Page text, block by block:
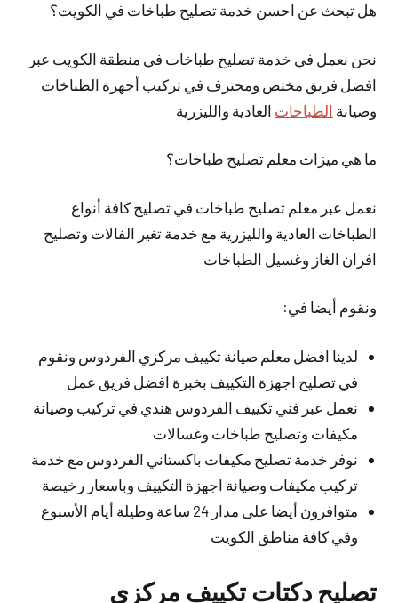
هل تبحث عن احسن خدمة تصليح طباخات في الكويت؟
نحن نعمل في خدمة تصليح طباخات في منطقة الكويت عبر
افضل فريق مختص ومحترف في تركيب أجهزة الطباخات
وصيانة الطباخات العادية والليزرية
ما هي ميزات معلم تصليح طباخات؟
نعمل عبر معلم تصليح طباخات في تصليح كافة أنواع
الطباخات العادية والليزرية مع خدمة تغير الفالات وتصليح
افران الغاز وغسيل الطباخات
ونقوم أيضا في:
لدينا افضل معلم صيانة تكييف مركزي الفردوس ونقوم
في تصليح اجهزة التكييف بخبرة افضل فريق عمل
نعمل عبر فني تكييف الفردوس هندي في تركيب وصيانة
مكيفات وتصليح طباخات وغسالات
نوفر خدمة تصليح مكيفات باكستاني الفردوس مع خدمة
تركيب مكيفات وصيانة اجهزة التكييف وباسعار رخيصة
متوافرون أيضا على مدار 24 ساعة وطيلة أيام الأسبوع
وفي كافة مناطق الكويت
تصليح دكتات تكييف مركزي